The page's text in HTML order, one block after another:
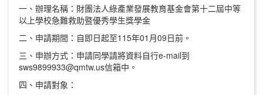
一、辦理名稱：財團法人綠產業發展教育基金會第十二屆中等
以上學校急難救助暨優秀學生獎學金
二、申請期間：自即日起至115年01月09日前。
三、申辦方式：申請同學請將資料自行e-mail到
sws9899933@qmtw.us信箱中。
四、申請對象：